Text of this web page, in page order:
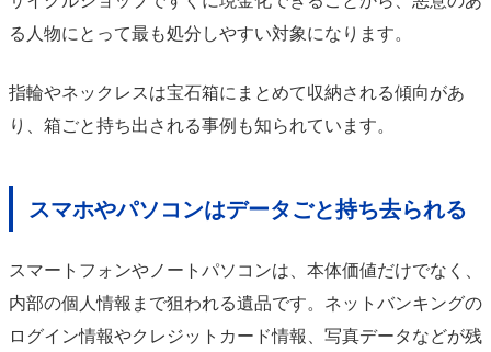
る人物にとって最も処分しやすい対象になります。
指輪やネックレスは宝石箱にまとめて収納される傾向があ
り、箱ごと持ち出される事例も知られています。
スマホやパソコンはデータごと持ち去られる
スマートフォンやノートパソコンは、本体価値だけでなく、
内部の個人情報まで狙われる遺品です。ネットバンキングの
ログイン情報やクレジットカード情報、写真データなどが残